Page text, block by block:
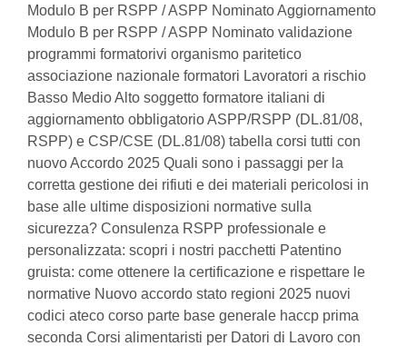
Modulo B per RSPP / ASPP Nominato Aggiornamento
Modulo B per RSPP / ASPP Nominato validazione
programmi formatorivi organismo paritetico
associazione nazionale formatori Lavoratori a rischio
Basso Medio Alto soggetto formatore italiani di
aggiornamento obbligatorio ASPP/RSPP (DL.81/08,
RSPP) e CSP/CSE (DL.81/08) tabella corsi tutti con
nuovo Accordo 2025 Quali sono i passaggi per la
corretta gestione dei rifiuti e dei materiali pericolosi in
base alle ultime disposizioni normative sulla
sicurezza? Consulenza RSPP professionale e
personalizzata: scopri i nostri pacchetti Patentino
gruista: come ottenere la certificazione e rispettare le
normative Nuovo accordo stato regioni 2025 nuovi
codici ateco corso parte base generale haccp prima
seconda Corsi alimentaristi per Datori di Lavoro con